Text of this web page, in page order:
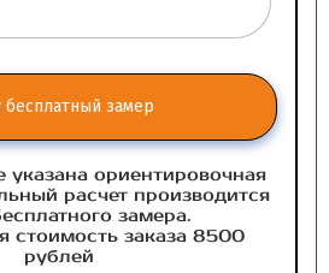
бесплатный замер
указана ориентировочная
расчет производится
замера.
стоимость заказа 8500
рублей